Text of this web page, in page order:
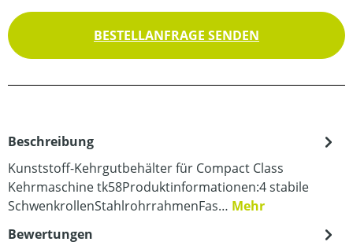
BESTELLANFRAGE SENDEN
Beschreibung
Kunststoff-Kehrgutbehälter für Compact Class
Kehrmaschine tk58Produktinformationen:4 stabile
SchwenkrollenStahlrohrrahmenFas… Mehr
Bewertungen